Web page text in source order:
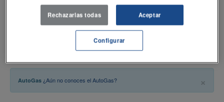
- AutoGas
- DISAMax gasoil
×
AutoGas ¿Aún no conoces el AutoGas?
Rechazarlas todas Aceptar
Configurar